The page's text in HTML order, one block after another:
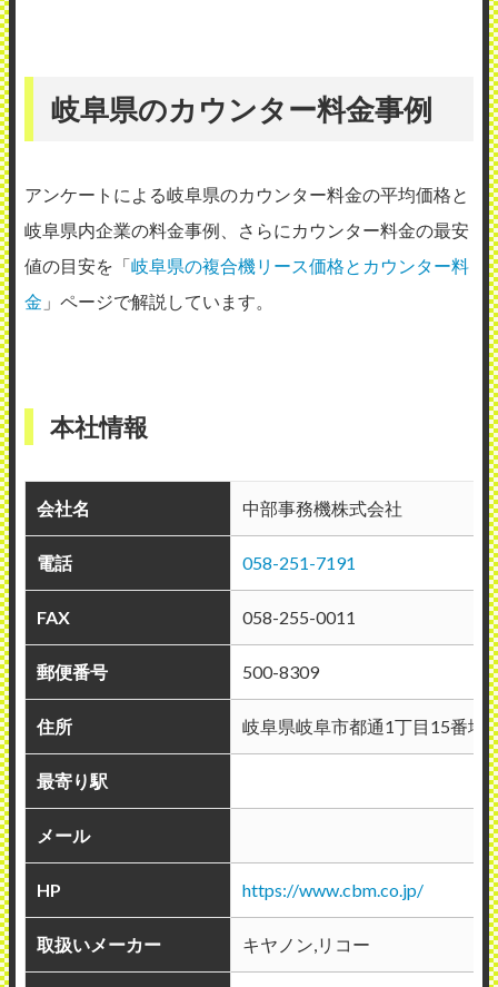
地域：岐阜県美濃加茂市
安心しました。 また、小さな故障しかない
からなのか、数分で直ってしまうこともあ
り、かなり信頼を寄せています。 担当者の
方もすぐに駆けつけてくれるので、感謝の
中部事務機株式会社
使用メーカー：リコー
地域：岐阜県土岐市
電話するとすぐに担当者から連絡があり、
電話で対処できない時はその日のうちに来
社してくださいます。 こちらの業務に差支
えのない場所で作業してくださるので助か
整してもらっても朝一は紙詰まりするので
岐阜県のカウンター料金事例
アンケートによる岐阜県のカウンター料金の平均価格と
岐阜県内企業の料金事例、さらにカウンター料金の最安
値の目安を「岐阜県の複合機リース価格とカウンター料
金 」ページで解説しています。
本社情報
会社名 中部事務機株式会社
電話 058-251-7191
FAX 058-255-0011
郵便番号 500-8309
住所 岐阜県岐阜市都通1丁目15番地
最寄り駅
メール
HP https://www.cbm.co.jp/
取扱いメーカー キヤノン,リコー